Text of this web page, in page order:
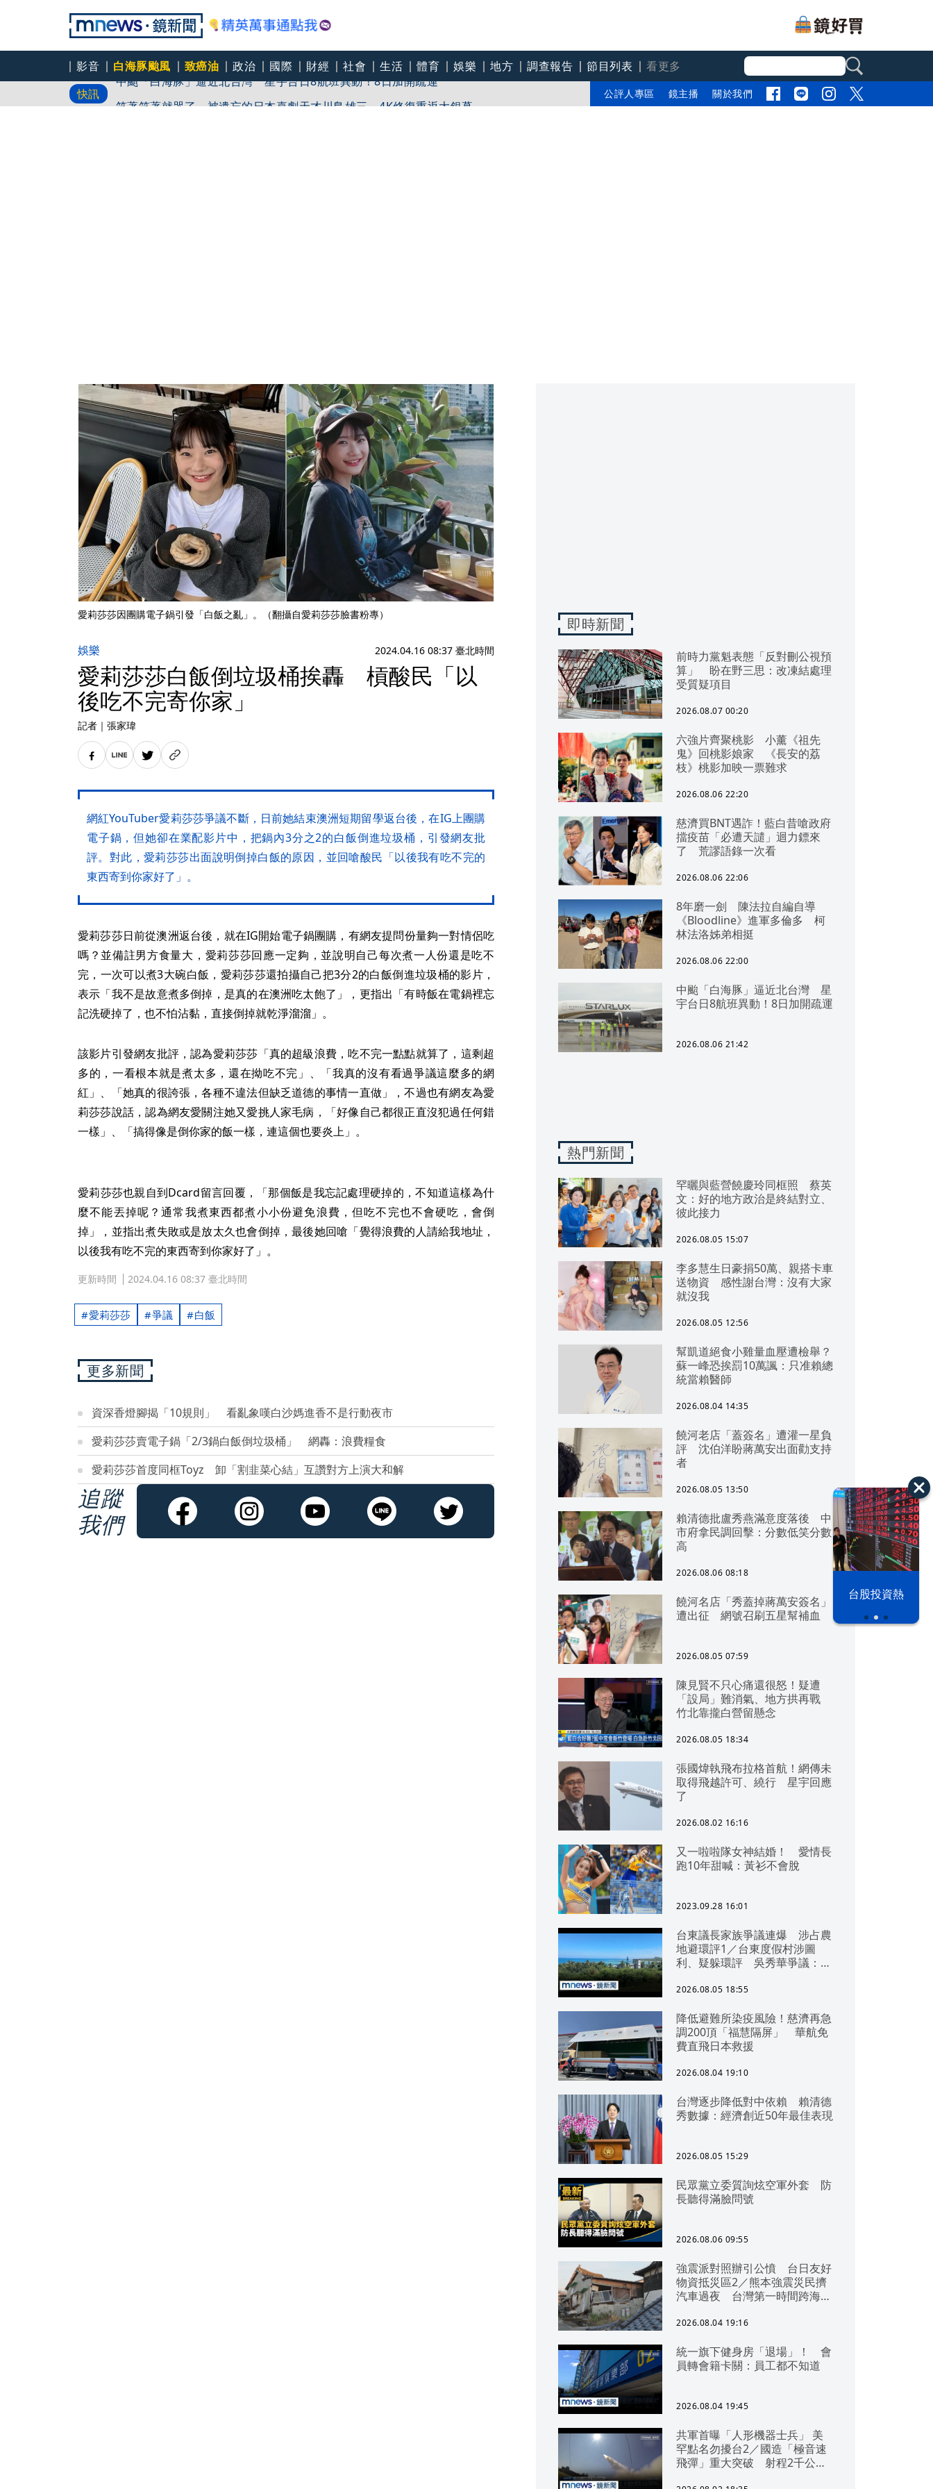
影音 白海豚颱風 致癌油 政治 國際 財經 社會 生活 體育 娛樂 地方 調查報告 節目列表
看更多
快訊
中颱「白海豚」逼近北台灣 星宇台日8航班異動！8日加開疏運
公評人專區 鏡主播 關於我們
之下
台股投資熱
愛莉莎莎因團購電子鍋引發「白飯之亂」。（翻攝自愛莉莎莎臉書粉專）
娛樂 2024.04.16 08:37 臺北時間
愛莉莎莎白飯倒垃圾桶挨轟 槓酸民「以
後吃不完寄你家」
記者 ｜ 張家瑋
網紅YouTuber愛莉莎莎爭議不斷，日前她結束澳洲短期留學返台後，在IG上團購
電子鍋，但她卻在業配影片中，把鍋內3分之2的白飯倒進垃圾桶，引發網友批
評。對此，愛莉莎莎出面說明倒掉白飯的原因，並回嗆酸民「以後我有吃不完的
東西寄到你家好了」。
愛莉莎莎日前從澳洲返台後，就在IG開始電子鍋團購，有網友提問份量夠一對情侶吃
嗎？並備註男方食量大，愛莉莎莎回應一定夠，並說明自己每次煮一人份還是吃不
完，一次可以煮3大碗白飯，愛莉莎莎還拍攝自己把3分2的白飯倒進垃圾桶的影片，
表示「我不是故意煮多倒掉，是真的在澳洲吃太飽了」，更指出「有時飯在電鍋裡忘
記洗硬掉了，也不怕沾黏，直接倒掉就乾淨溜溜」。
該影片引發網友批評，認為愛莉莎莎「真的超級浪費，吃不完一點點就算了，這剩超
多的，一看根本就是煮太多，還在拗吃不完」、「我真的沒有看過爭議這麼多的網
紅」、「她真的很誇張，各種不違法但缺乏道德的事情一直做」，不過也有網友為愛
莉莎莎說話，認為網友愛關注她又愛挑人家毛病，「好像自己都很正直沒犯過任何錯
一樣」、「搞得像是倒你家的飯一樣，連這個也要炎上」。
愛莉莎莎也親自到Dcard留言回覆，「那個飯是我忘記處理硬掉的，不知道這樣為什
麼不能丟掉呢？通常我煮東西都煮小小份避免浪費，但吃不完也不會硬吃，會倒
掉」，並指出煮失敗或是放太久也會倒掉，最後她回嗆「覺得浪費的人請給我地址，
以後我有吃不完的東西寄到你家好了」。
更新時間 2024.04.16 08:37 臺北時間
愛莉莎莎 爭議 白飯
更多新聞
資深香燈腳揭「10規則」 看亂象嘆白沙媽進香不是行動夜市
愛莉莎莎賣電子鍋「2/3鍋白飯倒垃圾桶」 網轟：浪費糧食
愛莉莎莎首度同框Toyz 卸「割韭菜心結」互讚對方上演大和解
追蹤
我們
即時新聞
前時力黨魁表態「反對刪公視預
算」 盼在野三思：改凍結處理
受質疑項目
2026.08.07 00:20
六強片齊聚桃影 小薰《祖先
鬼》回桃影娘家 《長安的荔
枝》桃影加映一票難求
2026.08.06 22:20
慈濟買BNT遇詐！藍白昔嗆政府
擋疫苗「必遭天譴」迴力鏢來
了 荒謬語錄一次看
2026.08.06 22:06
8年磨一劍 陳法拉自編自導
《Bloodline》進軍多倫多 柯
林法洛姊弟相挺
2026.08.06 22:00
中颱「白海豚」逼近北台灣 星
宇台日8航班異動！8日加開疏運
2026.08.06 21:42
熱門新聞
罕曬與藍營饒慶玲同框照 蔡英
文：好的地方政治是終結對立、
彼此接力
2026.08.05 15:07
李多慧生日豪捐50萬、親搭卡車
送物資 感性謝台灣：沒有大家
就沒我
2026.08.05 12:56
幫凱道絕食小雞量血壓遭檢舉？
蘇一峰恐挨罰10萬諷：只准賴總
統當賴醫師
2026.08.04 14:35
饒河老店「蓋簽名」遭灌一星負
評 沈伯洋盼蔣萬安出面勸支持
者
2026.08.05 13:50
賴清德批盧秀燕滿意度落後 中
市府拿民調回擊：分數低笑分數
高
2026.08.06 08:18
饒河名店「秀蓋掉蔣萬安簽名」
遭出征 網號召刷五星幫補血
2026.08.05 07:59
陳見賢不只心痛還很怒！疑遭
「設局」難消氣、地方拱再戰
竹北靠攏白營留懸念
2026.08.05 18:34
張國煒執飛布拉格首航！網傳未
取得飛越許可、繞行 星宇回應
了
2026.08.02 16:16
又一啦啦隊女神結婚！ 愛情長
跑10年甜喊：黃衫不會脫
2023.09.28 16:01
台東議長家族爭議連爆 涉占農
地避環評1／台東度假村涉圖
利、疑躲環評 吳秀華爭議：概
2026.08.05 18:55
降低避難所染疫風險！慈濟再急
調200頂「福慧隔屏」 華航免
費直飛日本救援
2026.08.04 19:10
台灣逐步降低對中依賴 賴清德
秀數據：經濟創近50年最佳表現
2026.08.05 15:29
民眾黨立委質詢炫空軍外套 防
長聽得滿臉問號
2026.08.06 09:55
強震派對照辦引公憤 台日友好
物資抵災區2／熊本強震災民擠
汽車過夜 台灣第一時間跨海急
2026.08.04 19:16
統一旗下健身房「退場」！ 會
員轉會籍卡關：員工都不知道
2026.08.04 19:45
共軍首曝「人形機器士兵」 美
罕點名勿擾台2／國造「極音速
飛彈」重大突破 射程2千公里